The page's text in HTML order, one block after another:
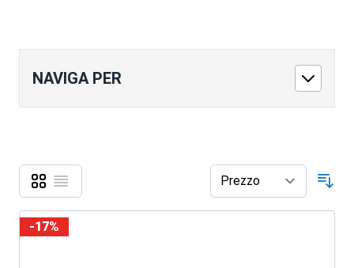
NAVIGA PER
Mostra come
Griglia
Lista
-17%